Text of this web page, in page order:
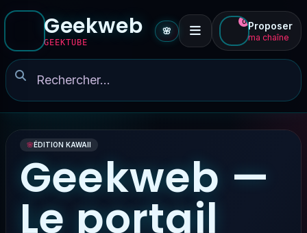
Geekweb
GEEKTUBE
🌸
0 Proposer
ma chaîne
🌸ÉDITION KAWAII
Geekweb —
Le portail